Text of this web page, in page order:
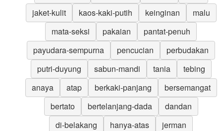
jaket-kulit
kaos-kaki-putih keinginan
malu
mata-seksi
pakaian
pantat-penuh
payudara-sempurna
pencucian
perbudakan
putri-duyung
sabun-mandi tania
tebing
anaya
atap berkaki-panjang
bersemangat
bertato
bertelanjang-dada
dandan
di-belakang
hanya-atas
jerman